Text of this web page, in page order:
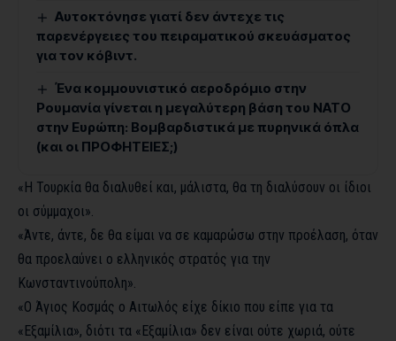
Αυτοκτόνησε γιατί δεν άντεχε τις
παρενέργειες του πειραματικού σκευάσματος
για τον κόβιντ.
Ένα κομμουνιστικό αεροδρόμιο στην
Ρουμανία γίνεται η μεγαλύτερη βάση του ΝΑΤΟ
στην Ευρώπη: Βομβαρδιστικά με πυρηνικά όπλα
(και οι ΠΡΟΦΗΤΕΙΕΣ;)
«Η Τουρκία θα διαλυθεί και, μάλιστα, θα τη διαλύσουν οι ίδιοι
οι σύμμαχοι».
«Άντε, άντε, δε θα είμαι να σε καμαρώσω στην προέλαση, όταν
θα προελαύνει ο ελληνικός στρατός για την
Κωνσταντινούπολη».
«Ο Άγιος Κοσμάς ο Αιτωλός είχε δίκιο που είπε για τα
«Εξαμίλια», διότι τα «Εξαμίλια» δεν είναι ούτε χωριά, ούτε